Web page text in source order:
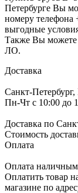
Петербурге Вы
номеру телефона
выгодные
Также Вы можете
ЛО.
Доставка
Санкт-Петербург,
Пн-Чт с 10:00 до
Доставка по
Стоимость
Оплата
Оплата
Оплатить товар
магазине по